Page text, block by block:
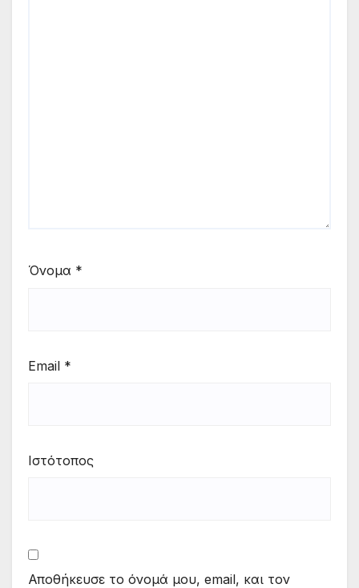
Όνομα *
Email *
Ιστότοπος
Αποθήκευσε το όνομά μου, email, και τον